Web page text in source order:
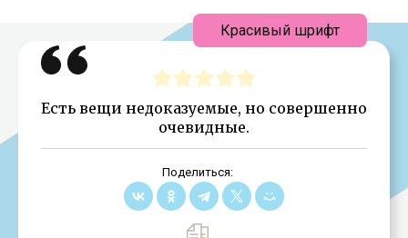
Есть вещи недоказуемые, но совершенно
очевидные.
Поделиться:
Красивый шрифт